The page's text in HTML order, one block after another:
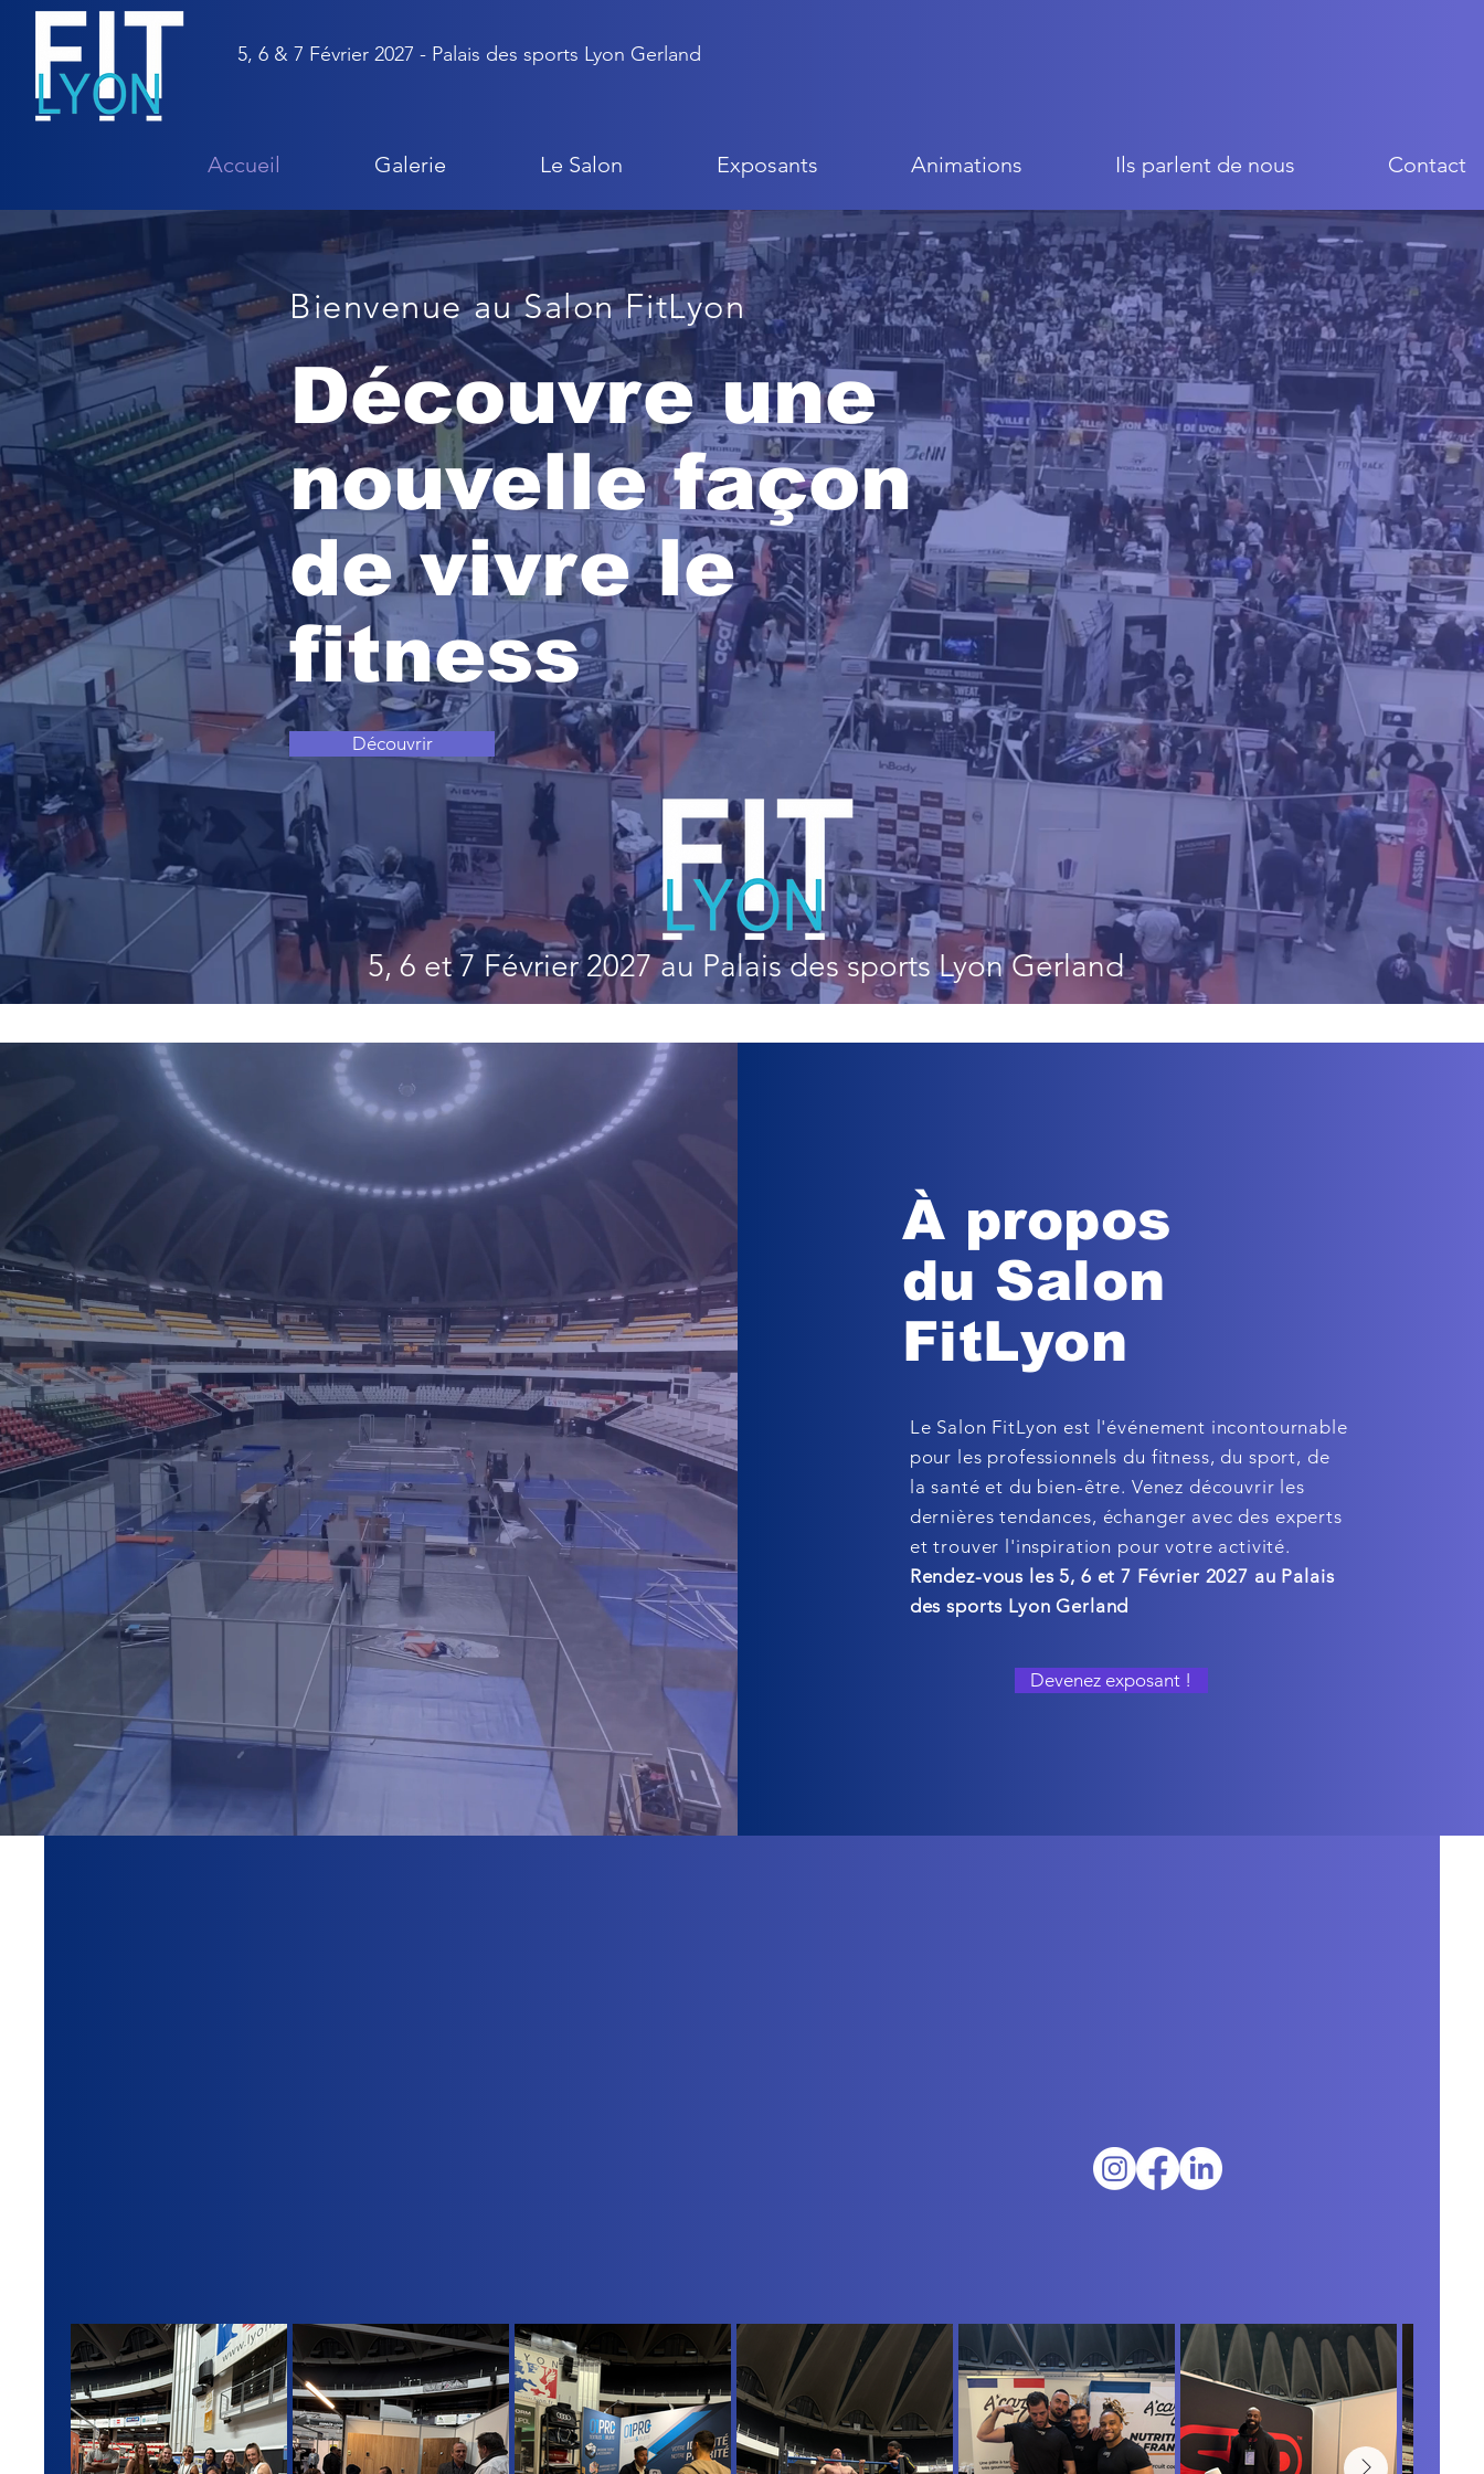
5, 6 & 7 Février 2027 - Palais des sports Lyon Gerland
Accueil Galerie Le Salon Exposants Animations Ils parlent de nous Contact
Bienvenue au Salon FitLyon
​Découvre une
nouvelle façon
de vivre le
fitness
Découvrir
5, 6 et 7 Février 2027 au Palais des sports Lyon Gerland
À propos
du Salon
FitLyon
Le Salon FitLyon est l'événement incontournable
pour les professionnels du fitness, du sport, de
la santé et du bien-être. Venez découvrir les
dernières tendances, échanger avec des experts
et trouver l'inspiration pour votre activité.
Rendez-vous les 5, 6 et 7 Février 2027 au Palais
des sports Lyon Gerland
Devenez exposant !